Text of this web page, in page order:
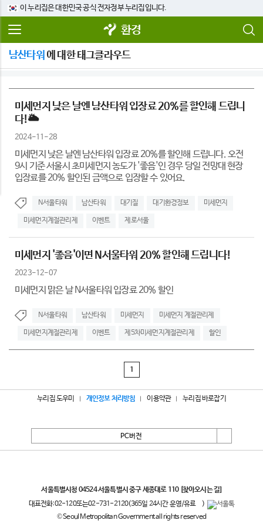
이 누리집은 대한민국 공식 전자정부 누리집입니다.
환경
남산타워 에 대한 태그클라우드
미세먼지 낮은 날엔 남산타워 입장료 20%를 할인해 드립니
다!🌥
2024-11-28
미세먼지 낮은 날엔 남산타워 입장료 20%를 할인해 드립니다. 오전
9시 기준 서울시 초미세먼지 농도가 '좋음'인 경우 당일 전망대 현장
입장료를 20% 할인된 금액으로 입장할 수 있어요.
N서울타워 남산타워 대기질 대기환경정보 미세먼지
미세먼지계절관리제 이벤트 제로서울
미세먼지 '좋음'이면 N서울타워 20% 할인해 드립니다!
2023-12-07
미세먼지 맑은 날 N서울타워 입장료 20% 할인
N서울타워 남산타워 미세먼지 미세먼지 계절관리제
미세먼지계절관리제 이벤트 제5차미세먼지계절관리제 할인
1
누리집 도우미 개인정보 처리방침 이용약관 누리집 바로잡기
PC버전
서울특별시청 04524 서울특별시 중구 세종대로 110 [찾아오시는 길]
대표전화:02-120또는02-731-2120(365일 24시간 운영/유료
)
© Seoul Metropolitan Government all rights reserved